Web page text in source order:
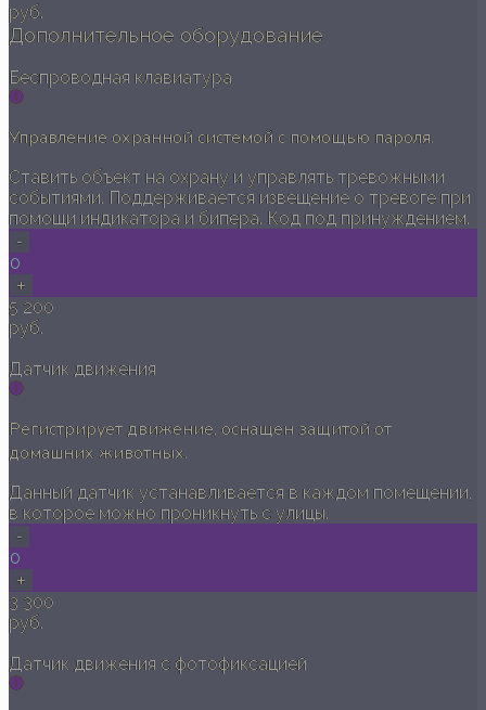
руб.
Дополнительное оборудование
Беспроводная клавиатура
Управление охранной системой с помощью пароля.
Ставить объект на охрану и управлять тревожными
событиями. Поддерживается извещение о тревоге при
помощи индикатора и бипера. Код под принуждением.
-
0
+
5 200
руб.
Датчик движения
Регистрирует движение, оснащен защитой от
домашних животных.
Данный датчик устанавливается в каждом помещении,
в которое можно проникнуть с улицы.
-
0
+
3 300
руб.
Датчик движения с фотофиксацией